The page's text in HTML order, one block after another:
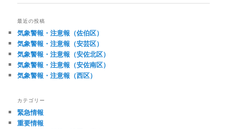
ナ
ビ
ー
シ
ョ
ン
最近の投稿
気象警報・注意報（佐伯区）
気象警報・注意報（安芸区）
気象警報・注意報（安佐北区）
気象警報・注意報（安佐南区）
気象警報・注意報（西区）
カテゴリー
緊急情報
重要情報